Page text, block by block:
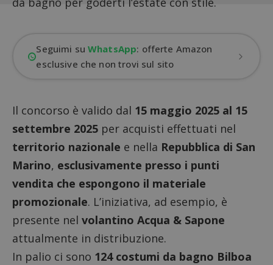
Seguimi suWhatsApp: offerte Amazon
esclusive che non trovi sul sito
Il concorso è valido dal 15 maggio 2025 al 15
settembre 2025 per acquisti effettuati nel
territorio nazionale e nella Repubblica di San
Marino, esclusivamente presso i punti
vendita che espongono il materiale
promozionale. L’iniziativa, ad esempio, è
presente nel volantino Acqua & Sapone
attualmente in distribuzione.
In palio ci sono 124 costumi da bagno Bilboa